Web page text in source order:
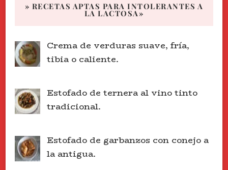
» RECETAS APTAS PARA INTOLERANTES A
LA LACTOSA»
Crema de verduras suave, fría,
tibia o caliente.
Estofado de ternera al vino tinto
tradicional.
Estofado de garbanzos con conejo a
la antigua.